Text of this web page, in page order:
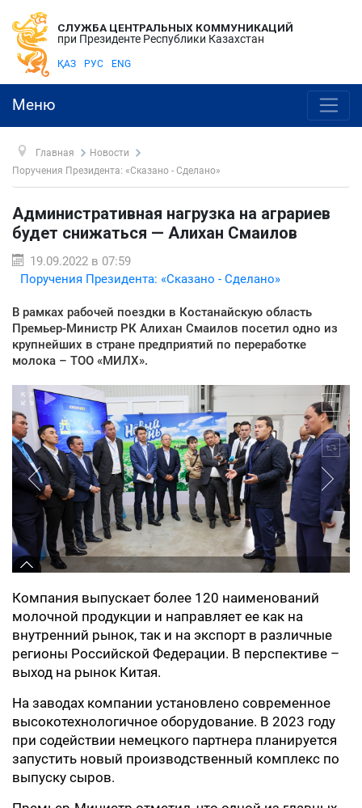
СЛУЖБА ЦЕНТРАЛЬНЫХ КОММУНИКАЦИЙ
при Президенте Республики Казахстан
ҚАЗ РУС ENG
Меню
Главная
Новости
Поручения Президента: «Сказано - Сделано»
Административная нагрузка на аграриев
будет снижаться — Алихан Смаилов
19.09.2022 в 07:59
Поручения Президента: «Сказано - Сделано»
В рамках рабочей поездки в Костанайскую область
Премьер-Министр РК Алихан Смаилов посетил одно из
крупнейших в стране предприятий по переработке
молока – ТОО «МИЛХ».
Компания выпускает более 120 наименований
молочной продукции и направляет ее как на
внутренний рынок, так и на экспорт в различные
регионы Российской Федерации. В перспективе –
выход на рынок Китая.
На заводах компании установлено современное
высокотехнологичное оборудование. В 2023 году
при содействии немецкого партнера планируется
запустить новый производственный комплекс по
выпуску сыров.